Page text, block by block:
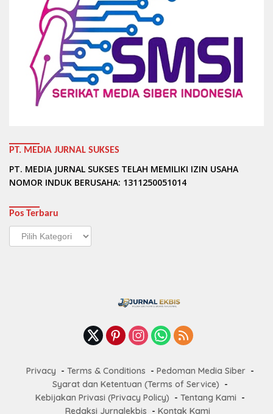
PT. MEDIA JURNAL SUKSES
PT. MEDIA JURNAL SUKSES TELAH MEMILIKI IZIN USAHA
NOMOR INDUK BERUSAHA: 1311250051014
Pos Terbaru
Pos
Terbaru
Privacy Terms & Conditions
Pedoman Media Siber
Syarat dan Ketentuan (Terms of Service)
Kebijakan Privasi (Privacy Policy)
Tentang Kami
Redaksi Jurnalekbis
Kontak Kami